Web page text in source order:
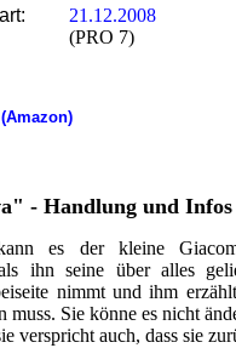
21.12.2008
(PRO 7)
- Handlung und
es der kleine
ihn seine über alles
nimmt und ihm
muss. Sie könne es nicht
verspricht auch, dass sie